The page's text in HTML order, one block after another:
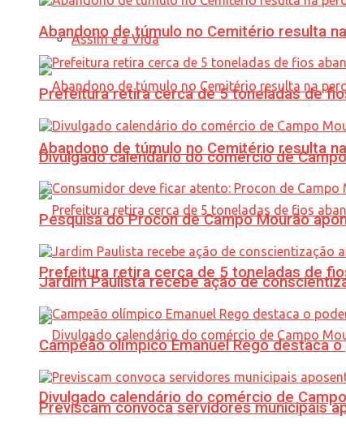
Assim é a Vida
Abandono de túmulo no Cemitério resulta
Prefeitura retira cerca de 5 toneladas de
Divulgado calendário do comércio de
Abandono de túmulo no Cemitério resulta
Prefeitura retira cerca de 5 toneladas de
Divulgado calendário do comércio de
Pesquisa do Procon de Campo Mourão
Jardim Paulista recebe ação de
Campeão olímpico Emanuel Rego destaca
Previscam convoca servidores municipais